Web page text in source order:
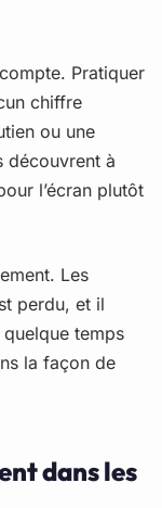
Pratiquer
chiffre
ou une
découvrent à
l’écran plutôt
Les
perdu, et il
temps
la façon de
dans les